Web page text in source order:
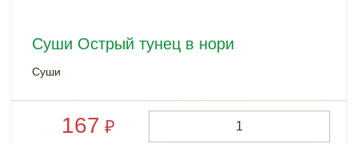
Суши Острый тунец в нори
Суши
167 ₽